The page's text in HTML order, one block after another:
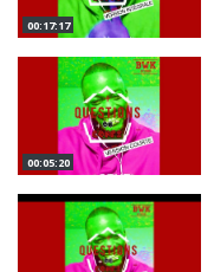
00:17:17
00:05:20